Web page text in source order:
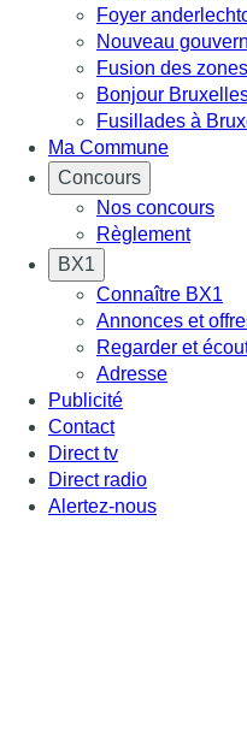
Foyer
Nouveau
Fusion des
Bonjour
Fusillades à
Ma Commune
Concours
Nos concours
Règlement
BX1
Connaître BX1
Annonces et
Regarder et
Adresse
Publicité
Contact
Direct tv
Direct radio
Alertez-nous